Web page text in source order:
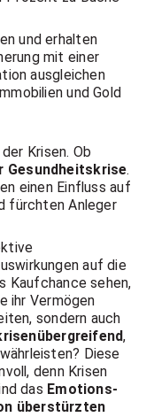
und erhalten
mit einer
ausgleichen
und Gold
Krisen. Ob
Gesundheitskrise.
einen Einfluss auf
fürchten Anleger
auf die
Kaufchance sehen,
ihr Vermögen
sondern auch
,
Diese
denn Krisen
das Emotions-
überstürzten